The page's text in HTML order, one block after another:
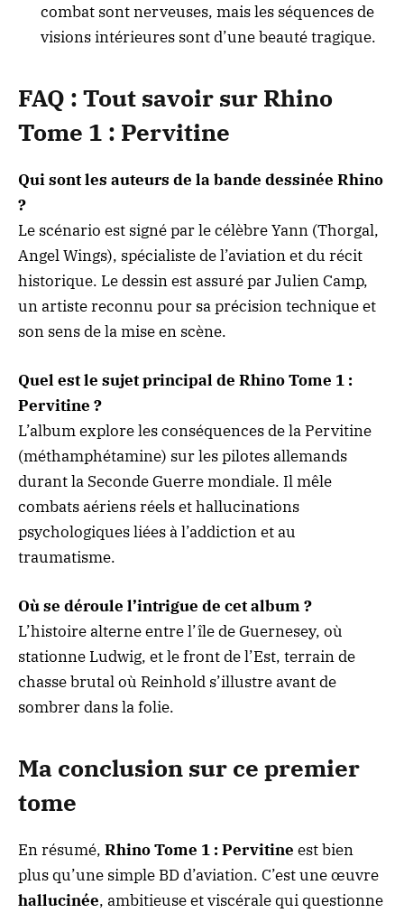
combat sont nerveuses, mais les séquences de
visions intérieures sont d’une beauté tragique.
FAQ : Tout savoir sur Rhino
Tome 1 : Pervitine
Qui sont les auteurs de la bande dessinée Rhino
?
Le scénario est signé par le célèbre Yann (Thorgal,
Angel Wings), spécialiste de l’aviation et du récit
historique. Le dessin est assuré par Julien Camp,
un artiste reconnu pour sa précision technique et
son sens de la mise en scène.
Quel est le sujet principal de Rhino Tome 1 :
Pervitine ?
L’album explore les conséquences de la Pervitine
(méthamphétamine) sur les pilotes allemands
durant la Seconde Guerre mondiale. Il mêle
combats aériens réels et hallucinations
psychologiques liées à l’addiction et au
traumatisme.
Où se déroule l’intrigue de cet album ?
L’histoire alterne entre l’île de Guernesey, où
stationne Ludwig, et le front de l’Est, terrain de
chasse brutal où Reinhold s’illustre avant de
sombrer dans la folie.
Ma conclusion sur ce premier
tome
En résumé, Rhino Tome 1 : Pervitine est bien
plus qu’une simple BD d’aviation. C’est une œuvre
hallucinée, ambitieuse et viscérale qui questionne